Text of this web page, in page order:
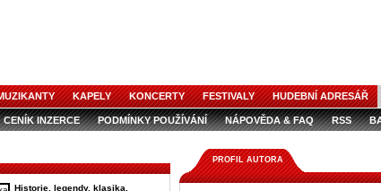
KAPELY KONCERTY FESTIVALY HUDEBNÍ ADRESÁŘ
CENÍK INZERCE PODMÍNKY POUŽÍVÁNÍ NÁPOVĚDA & FAQ RSS
Historie, legendy, klasika,
PROFIL AUTORA